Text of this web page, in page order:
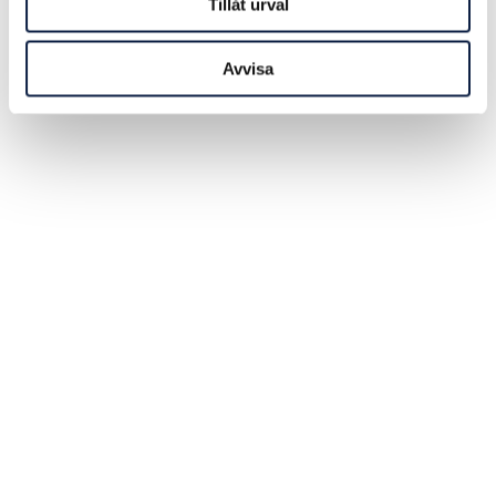
Tillåt urval
Avvisa